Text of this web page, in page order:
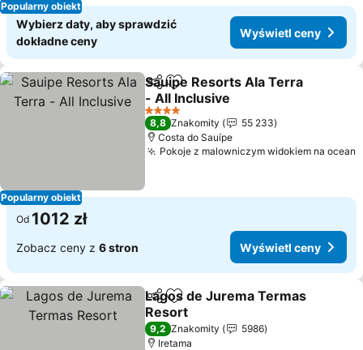
Popularny obiekt
Wybierz daty, aby sprawdzić
dokładne ceny
Wyświetl ceny
Popularny obiekt
Udostępnij
Dodaj do ulubionych
Sauipe Resorts Ala Terra
- All Inclusive
Wyświetl ceny
4 Kategoria
8,8 Znakomity
55 233
Costa do Sauípe
Pokoje z malowniczym widokiem na ocean
Od 1012 zł
Zobacz ceny z 6 stron Wyświetl ceny
UdostępnijDodaj do ulubionych
Lagos de Jurema Termas
Resort
Wyświetl ceny
9,2 Znakomity
5986
Iretama